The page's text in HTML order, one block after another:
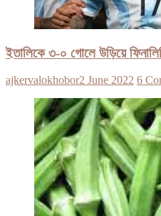
ইতালিকে ৩-০ গোলে উড়িয়ে
ajkervalokhobor2 June 2022 6